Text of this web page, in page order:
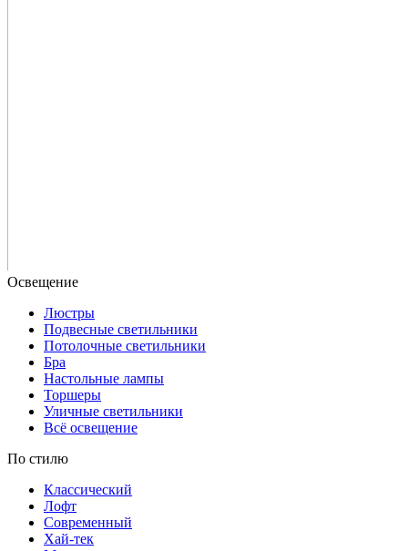
Люстры
Подвесные светильники
Потолочные светильники
Бра
Настольные лампы
Торшеры
Уличные светильники